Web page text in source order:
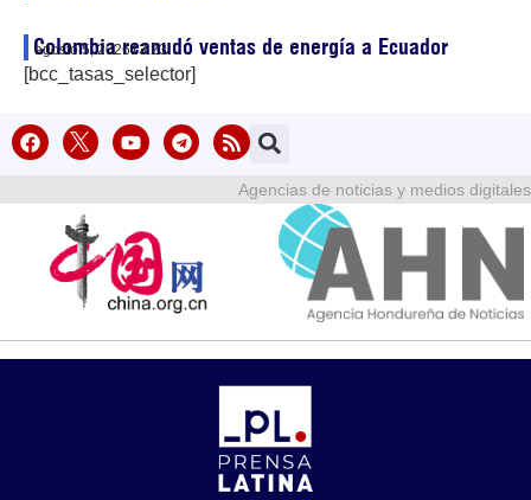
Colombia reanudó ventas de energía a Ecuador
agosto 5, 202613:23
[bcc_tasas_selector]
Agencias de noticias y medios digitales